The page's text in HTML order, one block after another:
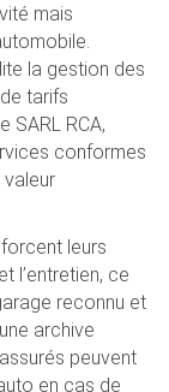
mais
la gestion des
tarifs
SARL RCA,
conformes
leurs
l’entretien, ce
reconnu et
archive
peuvent
en cas de